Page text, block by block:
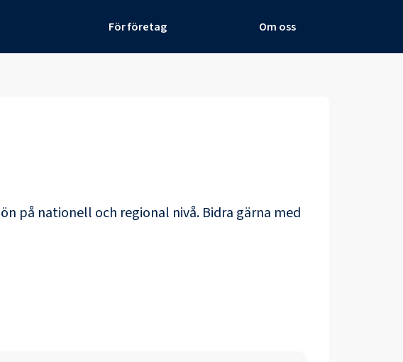
För företag Om oss
på nationell och regional nivå. Bidra gärna med